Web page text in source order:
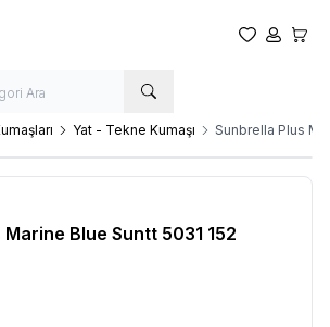
Favorilerim
Hesabım
Yat - Tekne Kumaşı Sunbrella Plus
Blue Suntt 5031 152